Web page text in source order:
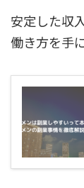
安定した収
働き方を手